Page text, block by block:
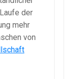
der
mehr
von